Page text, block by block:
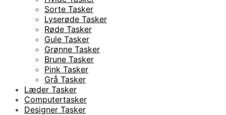
Sorte Tasker
Lyserøde Tasker
Røde Tasker
Gule Tasker
Grønne Tasker
Brune Tasker
Pink Tasker
Grå Tasker
Læder Tasker
Computertasker
Designer Tasker